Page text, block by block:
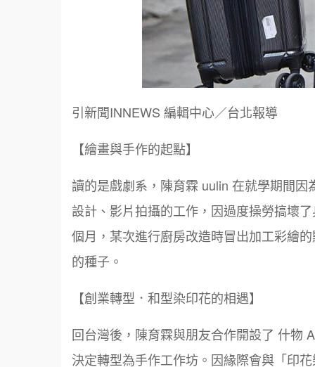
引新聞INNEWS 編輯中心／台北報導
【繪畫與手作的起點】
讀的是戲劇系，陳育霖 uulin 在就學期間
設計、影片拍攝的工作，因過度操勞搞壞
個月，某次進行廚房改造時冒出加工彩繪
的種子。
【創業轉型．和型染印花的相遇】
回台灣後，陳育霖與朋友合作開設了 什物
決定轉型為手作工作坊。因緣際會與「印